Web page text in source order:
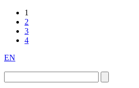
1
2
3
4
EN